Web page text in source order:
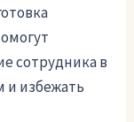
сотрудника в
и избежать